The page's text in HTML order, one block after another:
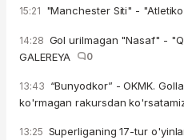
15:21 "Manchester Siti" -
14:28 Gol urilmagan "Nasaf" -
GALEREYA
0
13:43 “Bunyodkor” - OKMK.
ko'rmagan rakursdan
13:25 Superliganing 17-tur